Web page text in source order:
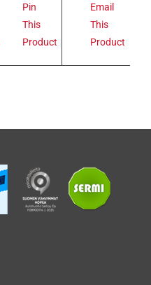
Pin
This
Product
Email
This
Product